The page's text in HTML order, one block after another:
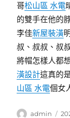
哥松山區 水電
的雙手在他的
李佳新屋裝潢
叔、叔叔、叔
將帽怎樣人都
潢設計這真的
山區 水電個女
作
admin
發